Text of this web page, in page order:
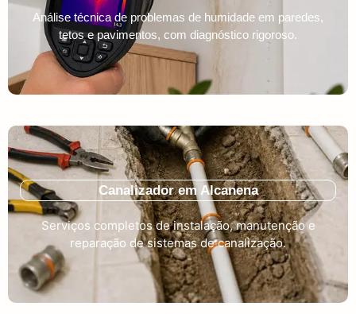
Análise técnica de problemas de humidade em paredes,
tetos e pavimentos, com diagnóstico rigoroso.
Canalizador em Alcanena
Serviços completos de instalação, manutenção e
reparação de sistemas de canalização.